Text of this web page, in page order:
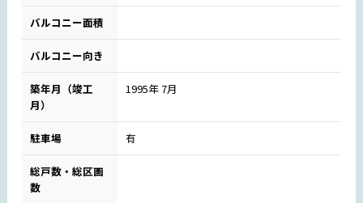
バルコニー面積
バルコニー向き
築年月（竣工
月）
1995年 7月
駐車場 有
総戸数・総区画
数